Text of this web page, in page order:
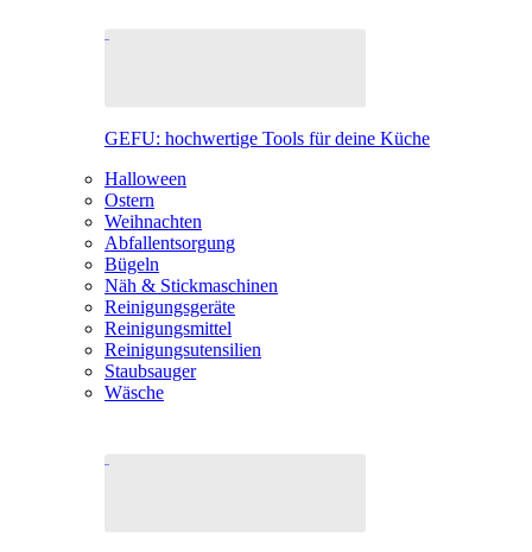
GEFU: hochwertige Tools für deine Küche
Halloween
Ostern
Weihnachten
Abfallentsorgung
Bügeln
Näh & Stickmaschinen
Reinigungsgeräte
Reinigungsmittel
Reinigungsutensilien
Staubsauger
Wäsche